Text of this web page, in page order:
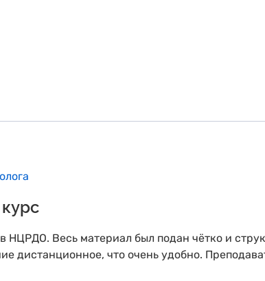
НЦРДО. Весь материал был подан чётко и
дистанционное, что очень удобно.